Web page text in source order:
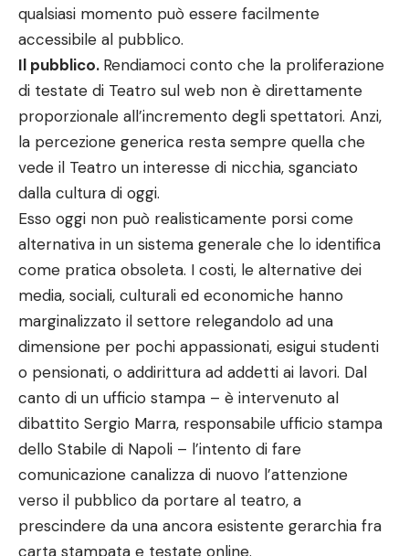
qualsiasi momento può essere facilmente
accessibile al pubblico.
Il pubblico. Rendiamoci conto che la proliferazione
di testate di Teatro sul web non è direttamente
proporzionale all’incremento degli spettatori. Anzi,
la percezione generica resta sempre quella che
vede il Teatro un interesse di nicchia, sganciato
dalla cultura di oggi.
Esso oggi non può realisticamente porsi come
alternativa in un sistema generale che lo identifica
come pratica obsoleta. I costi, le alternative dei
media, sociali, culturali ed economiche hanno
marginalizzato il settore relegandolo ad una
dimensione per pochi appassionati, esigui studenti
o pensionati, o addirittura ad addetti ai lavori. Dal
canto di un ufficio stampa – è intervenuto al
dibattito Sergio Marra, responsabile ufficio stampa
dello Stabile di Napoli – l’intento di fare
comunicazione canalizza di nuovo l’attenzione
verso il pubblico da portare al teatro, a
prescindere da una ancora esistente gerarchia fra
carta stampata e testate online.